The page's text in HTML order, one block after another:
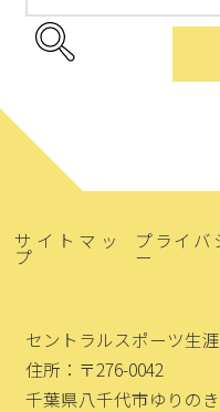
サイトマッ
プ
プライバ
ー
セントラルスポーツ生
住所：〒276-0042
千葉県八千代市ゆりの